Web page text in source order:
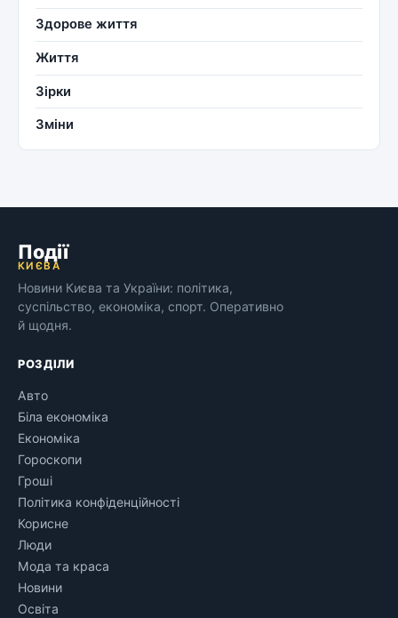
Здорове життя
Життя
Зірки
Зміни
Події
КИЄВА
Новини Києва та України: політика,
суспільство, економіка, спорт. Оперативно
й щодня.
РОЗДІЛИ
Авто
Біла економіка
Економіка
Гороскопи
Гроші
Політика конфіденційності
Корисне
Люди
Мода та краса
Новини
Освіта